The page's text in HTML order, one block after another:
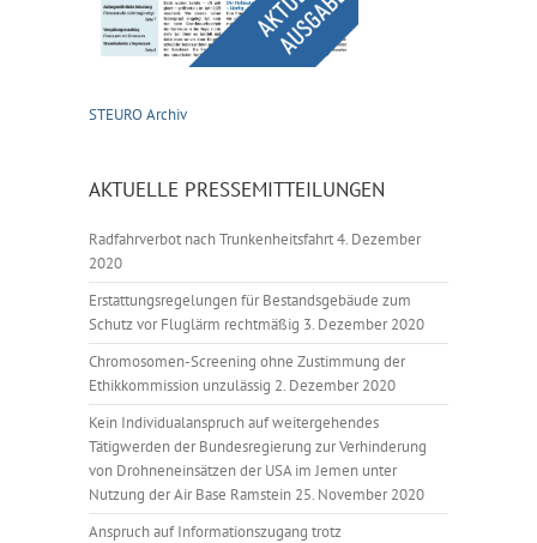
STEURO Archiv
AKTUELLE PRESSEMITTEILUNGEN
Radfahrverbot nach Trunkenheitsfahrt4. Dezember
2020
Erstattungsregelungen für Bestandsgebäude zum
Schutz vor Fluglärm rechtmäßig 3. Dezember 2020
Chromosomen-Screening ohne Zustimmung der
Ethikkommission unzulässig 2. Dezember 2020
Kein Individualanspruch auf weitergehendes
Tätigwerden der Bundesregierung zur Verhinderung
von Drohneneinsätzen der USA im Jemen unter
Nutzung der Air Base Ramstein 25. November 2020
Anspruch auf Informationszugang trotz